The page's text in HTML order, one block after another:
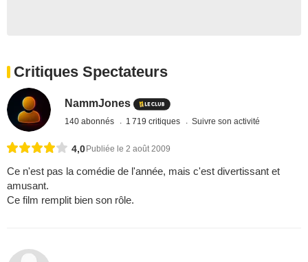
Critiques Spectateurs
NammJones
140 abonnés 1 719 critiques Suivre son activité
4,0 Publiée le 2 août 2009
Ce n'est pas la comédie de l'année, mais c'est divertissant et
amusant.
Ce film remplit bien son rôle.